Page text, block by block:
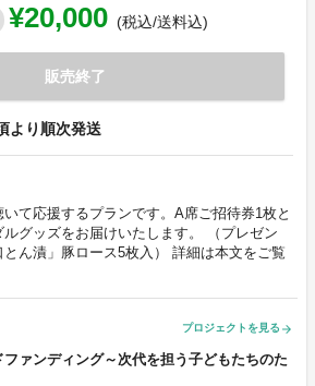
¥20,000 (税込/送料込)
販売終了
より順次発送
て応援するプランです。A席ご招待券1枚と
グッズをお届けいたします。 （プレゼン
とん漬」豚ロース5枚入） 詳細は本文をご覧
プロジェクトを見る arrow_forward
ァンディング～次代を担う子どもたちのた